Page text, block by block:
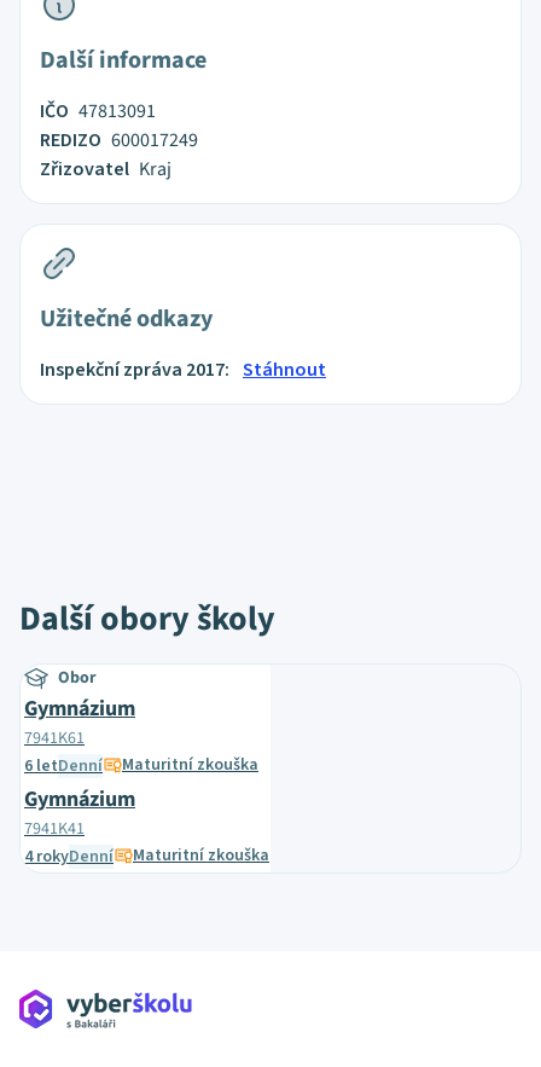
Další informace
IČO 47813091
REDIZO 600017249
Zřizovatel Kraj
Užitečné odkazy
Inspekční zpráva 2017: Stáhnout
Další obory školy
Obor
Gymnázium
7941K61
6 letDenní Maturitní zkouška
Gymnázium
7941K41
4 rokyDenní Maturitní zkouška